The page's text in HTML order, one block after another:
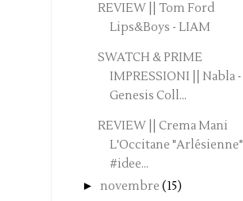
REVIEW || Tom Ford
Lips&Boys - LIAM
SWATCH & PRIME
IMPRESSIONI || Nabla -
Genesis Coll...
REVIEW || Crema Mani
L'Occitane "Arlésienne"
#idee...
► novembre (15)